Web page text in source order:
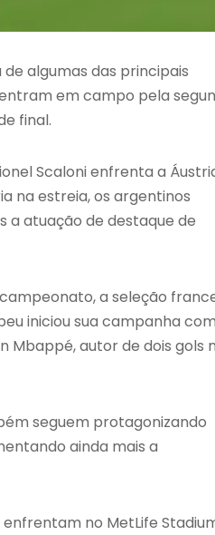
algumas das principais
em campo pela
final.
Scaloni enfrenta a
na estreia, os argentinos
a atuação de destaque de
a seleção
iniciou sua campanha com
Mbappé, autor de dois gols
seguem protagonizando
ainda mais a
no MetLife